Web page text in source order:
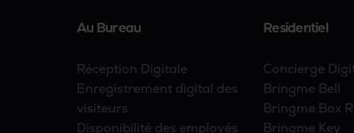
Au Bureau
Réception Digitale
Enregistrement digital des
visiteurs
Disponibilité des employés
Residentiel
Concierge
Bringme Bell
Bringme Box
Bringme Key